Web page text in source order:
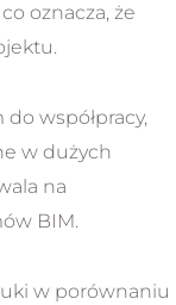
oznacza, że
współpracy,
w dużych
na
BIM.
w porównaniu